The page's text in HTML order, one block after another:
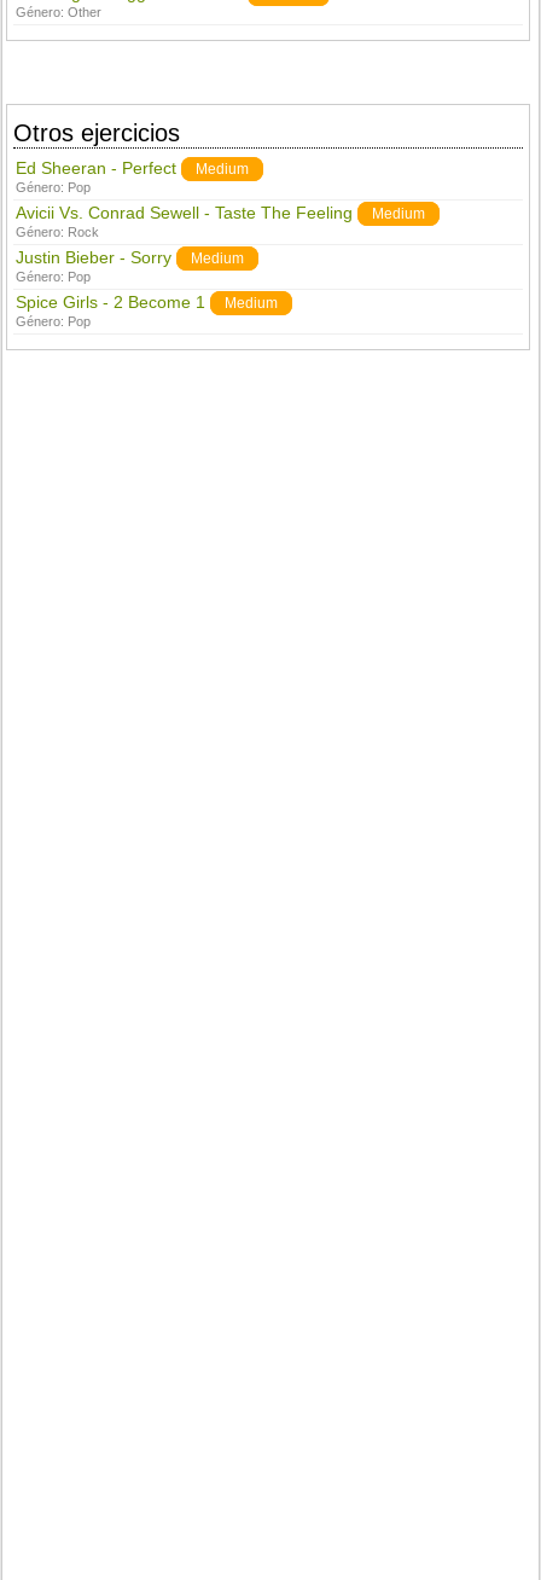
Género:Other
Otros ejercicios
Ed Sheeran - Perfect Medium
Género: Pop
Avicii Vs. Conrad Sewell - Taste The Feeling Medium
Género: Rock
Justin Bieber - Sorry Medium
Género: Pop
Spice Girls - 2 Become 1 Medium
Género: Pop